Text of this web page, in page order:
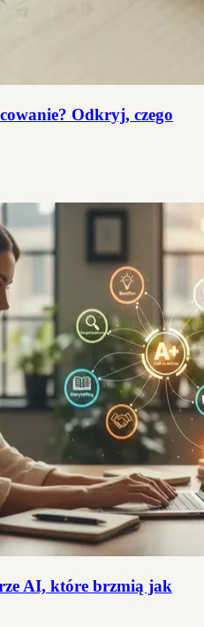
Odkryj, czego
AI, które brzmią jak